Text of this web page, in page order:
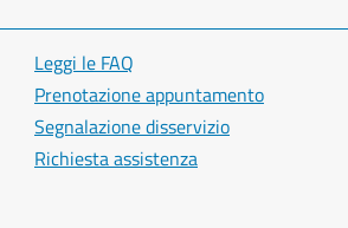
Leggi le FAQ
Prenotazione appuntamento
Segnalazione disservizio
Richiesta assistenza